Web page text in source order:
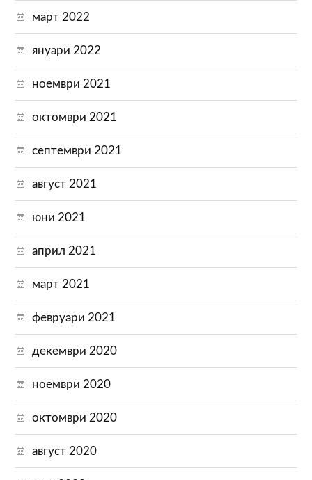
март 2022
януари 2022
ноември 2021
октомври 2021
септември 2021
август 2021
юни 2021
април 2021
март 2021
февруари 2021
декември 2020
ноември 2020
октомври 2020
август 2020